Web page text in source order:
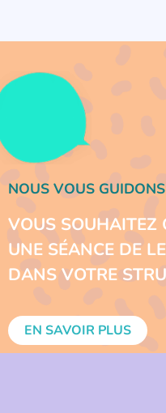
NOUS VOUS GUIDONS
VOUS SOUHAITEZ
UNE SÉANCE DE
DANS VOTRE
EN SAVOIR PLUS